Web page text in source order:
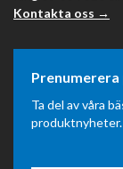
Kontakta oss →
Ta del av våra
produktnyheter.